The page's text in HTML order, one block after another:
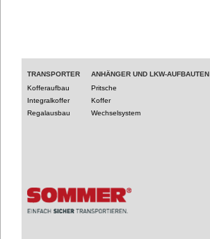
TRANSPORTER
Kofferaufbau
Integralkoffer
Regalausbau
ANHÄNGER UND LKW-AUFBAUTEN
Pritsche
Koffer
Wechselsystem